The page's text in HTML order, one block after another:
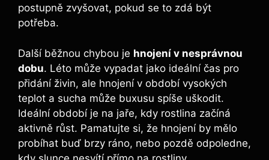
postupně zvyšovat,⁣ pokud se to zdá být
potřeba.
Další běžnou ⁤chybou je‌ hnojení ​v nesprávnou
⁢dobu. Léto může vypadat jako ideální čas pro
přidání živin, ale hnojení v období vysokých
teplot‌ a sucha⁢ může buxusu spíše uškodit.
Ideální období je na‍ jaře, kdy ‌rostlina ⁣začíná
aktivně⁤ růst. Pamatujte si, že ‍hnojení by mělo⁤
probíhat buď brzy ráno, nebo ⁣pozdě odpoledne,